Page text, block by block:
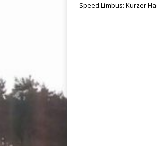
Speed.Limbus: Kurzer